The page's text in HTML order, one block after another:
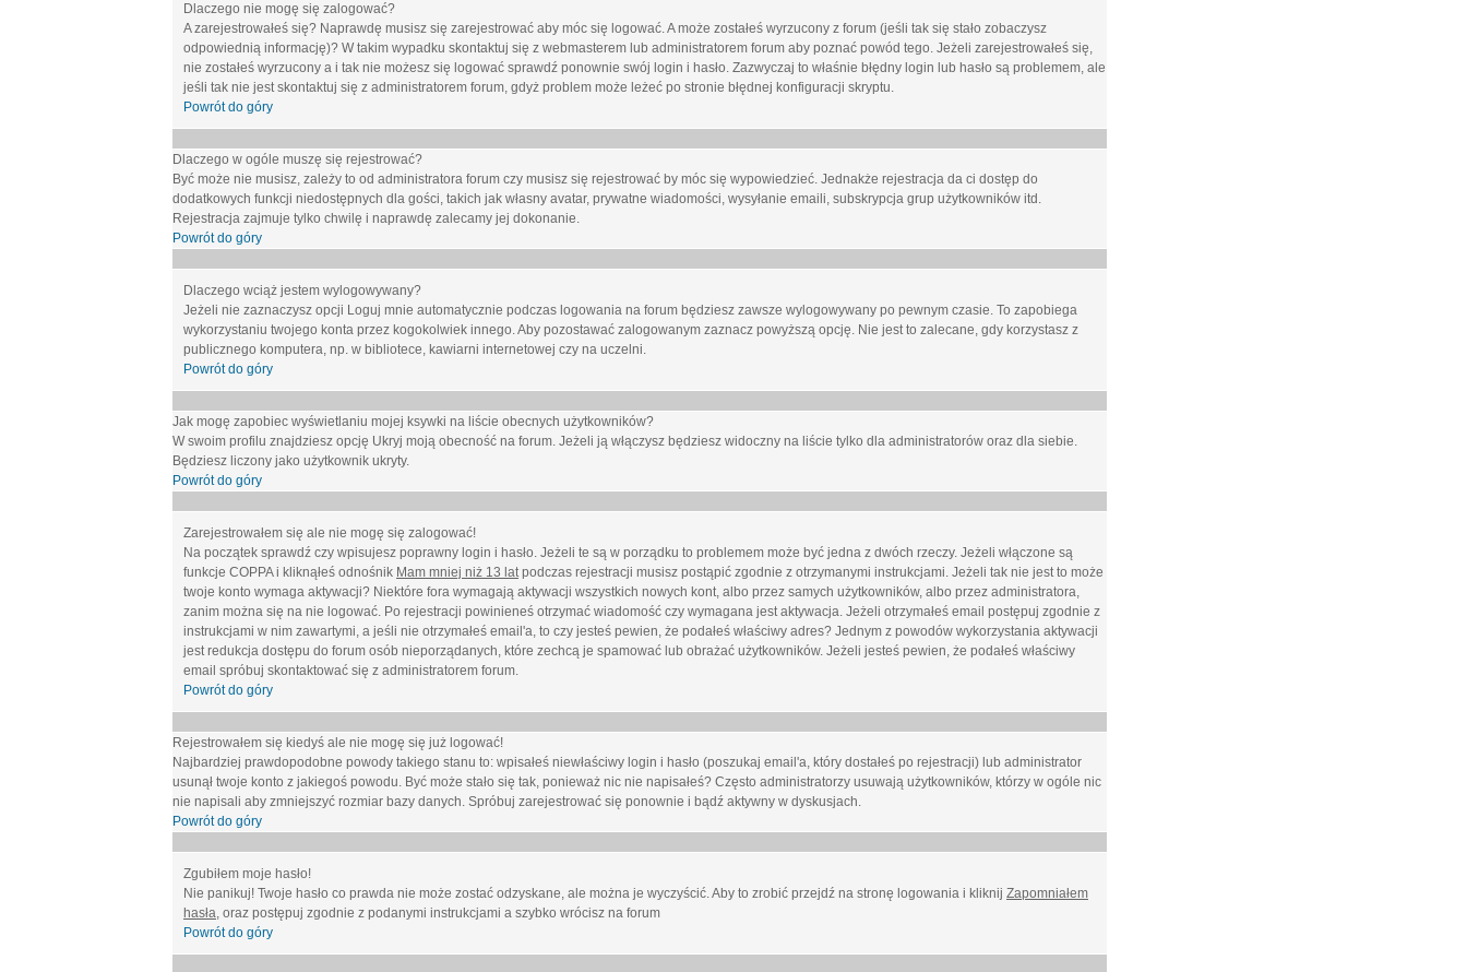
Dlaczego nie mogę się zalogować?
A zarejestrowałeś się? Naprawdę musisz się zarejestrować aby móc się logować. A może zostałeś wyrzucony z forum (jeśli tak się stało zobaczysz
odpowiednią informację)? W takim wypadku skontaktuj się z webmasterem lub administratorem forum aby poznać powód tego. Jeżeli zarejestrowałeś się,
nie zostałeś wyrzucony a i tak nie możesz się logować sprawdź ponownie swój login i hasło. Zazwyczaj to właśnie błędny login lub hasło są problemem, ale
jeśli tak nie jest skontaktuj się z administratorem forum, gdyż problem może leżeć po stronie błędnej konfiguracji skryptu.
Powrót do góry
Dlaczego w ogóle muszę się rejestrować?
Być może nie musisz, zależy to od administratora forum czy musisz się rejestrować by móc się wypowiedzieć. Jednakże rejestracja da ci dostęp do
dodatkowych funkcji niedostępnych dla gości, takich jak własny avatar, prywatne wiadomości, wysyłanie emaili, subskrypcja grup użytkowników itd.
Rejestracja zajmuje tylko chwilę i naprawdę zalecamy jej dokonanie.
Powrót do góry
Dlaczego wciąż jestem wylogowywany?
Jeżeli nie zaznaczysz opcji Loguj mnie automatycznie podczas logowania na forum będziesz zawsze wylogowywany po pewnym czasie. To zapobiega
wykorzystaniu twojego konta przez kogokolwiek innego. Aby pozostawać zalogowanym zaznacz powyższą opcję. Nie jest to zalecane, gdy korzystasz z
publicznego komputera, np. w bibliotece, kawiarni internetowej czy na uczelni.
Powrót do góry
Jak mogę zapobiec wyświetlaniu mojej ksywki na liście obecnych użytkowników?
W swoim profilu znajdziesz opcję Ukryj moją obecność na forum. Jeżeli ją włączysz będziesz widoczny na liście tylko dla administratorów oraz dla siebie.
Będziesz liczony jako użytkownik ukryty.
Powrót do góry
Zarejestrowałem się ale nie mogę się zalogować!
Na początek sprawdź czy wpisujesz poprawny login i hasło. Jeżeli te są w porządku to problemem może być jedna z dwóch rzeczy. Jeżeli włączone są
funkcje COPPA i kliknąłeś odnośnik Mam mniej niż 13 latpodczas rejestracji musisz postąpić zgodnie z otrzymanymi instrukcjami. Jeżeli tak nie jest to może
twoje konto wymaga aktywacji? Niektóre fora wymagają aktywacji wszystkich nowych kont, albo przez samych użytkowników, albo przez administratora,
zanim można się na nie logować. Po rejestracji powinieneś otrzymać wiadomość czy wymagana jest aktywacja. Jeżeli otrzymałeś email postępuj zgodnie z
instrukcjami w nim zawartymi, a jeśli nie otrzymałeś email'a, to czy jesteś pewien, że podałeś właściwy adres? Jednym z powodów wykorzystania aktywacji
jest redukcja dostępu do forum osób nieporządanych, które zechcą je spamować lub obrażać użytkowników. Jeżeli jesteś pewien, że podałeś właściwy
email spróbuj skontaktować się z administratorem forum.
Powrót do góry
Rejestrowałem się kiedyś ale nie mogę się już logować!
Najbardziej prawdopodobne powody takiego stanu to: wpisałeś niewłaściwy login i hasło (poszukaj email'a, który dostałeś po rejestracji) lub administrator
usunął twoje konto z jakiegoś powodu. Być może stało się tak, ponieważ nic nie napisałeś? Często administratorzy usuwają użytkowników, którzy w ogóle nic
nie napisali aby zmniejszyć rozmiar bazy danych. Spróbuj zarejestrować się ponownie i bądź aktywny w dyskusjach.
Powrót do góry
Zgubiłem moje hasło!
Nie panikuj! Twoje hasło co prawda nie może zostać odzyskane, ale można je wyczyścić. Aby to zrobić przejdź na stronę logowania i kliknij Zapomniałem
hasła, oraz postępuj zgodnie z podanymi instrukcjami a szybko wrócisz na forum
Powrót do góry